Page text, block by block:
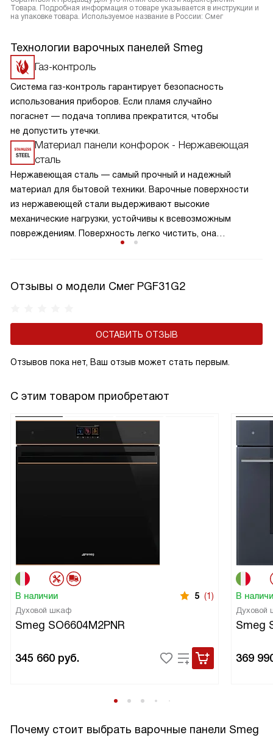
Товара. Подробная информация о товаре указывается в инструкции и
на упаковке товара. Используемое название в России: Смег
Технологии варочных панелей Smeg
Газ-контроль
Система газ-контроль гарантирует безопасность
использования приборов. Если пламя случайно
погаснет — подача топлива прекратится, чтобы
не допустить утечки.
Материал панели конфорок - Нержавеющая
сталь
Нержавеющая сталь — самый прочный и надежный
материал для бытовой техники. Варочные поверхности
из нержавеющей стали выдерживают высокие
механические нагрузки, устойчивы к всевозможным
повреждениям. Поверхность легко чистить, она
Отзывы о модели Смег PGF31G2
ОСТАВИТЬ ОТЗЫВ
Отзывов пока нет, Ваш отзыв может стать первым.
С этим товаром приобретают
В наличии 5 (1)
Духовой шкаф
Smeg SO6604M2PNR
345 660 руб.
В
Духовой
Smeg
369
Почему стоит выбрать варочные панели Smeg